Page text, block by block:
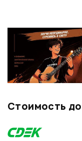
Стоимость